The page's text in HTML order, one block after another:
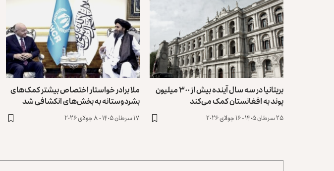
بریتانیا در سه سال آینده بیش از ۳۰۰ میلیون
پوند به افغانستان کمک می‌کند
۲۵ سرطان ۱۴۰۵ - ۱۶ جولای ۲۰۲۶
ملا برادر خواستار اختصاص بیشتر کمک‌های
بشردوستانه به بخش‌های انکشافی شد
۱۷ سرطان ۱۴۰۵ - ۸ جولای ۲۰۲۶